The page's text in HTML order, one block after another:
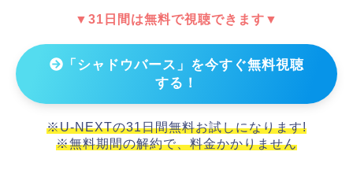
▼31日間は無料で視聴できます▼
「シャドウバース」を今すぐ無料視聴
する！
※U-NEXTの31日間無料お試しになります!
※無料期間の解約で、料金かかりません